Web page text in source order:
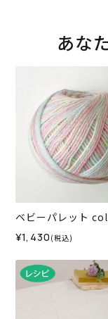
あな
ベビーパレット
¥1,430 (税込)